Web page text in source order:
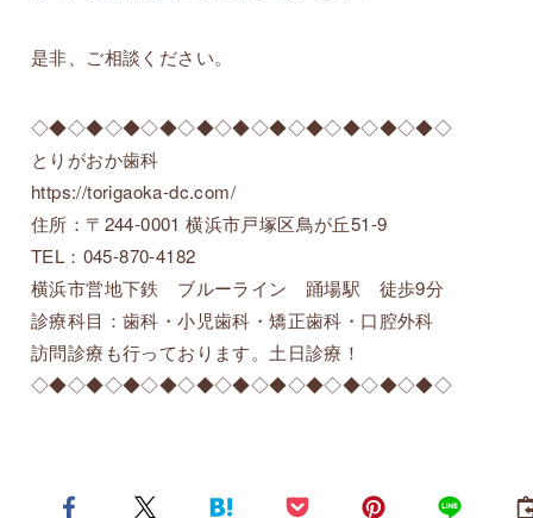
是非、ご相談ください。
◇◆◇◆◇◆◇◆◇◆◇◆◇◆◇◆◇◆◇◆◇◆◇
とりがおか歯科
https://torigaoka-dc.com/
住所：〒244-0001 横浜市戸塚区鳥が丘51-9
TEL：045-870-4182
横浜市営地下鉄 ブルーライン 踊場駅 徒歩9分
診療科目：歯科・小児歯科・矯正歯科・口腔外科
訪問診療も行っております。土日診療！
◇◆◇◆◇◆◇◆◇◆◇◆◇◆◇◆◇◆◇◆◇◆◇